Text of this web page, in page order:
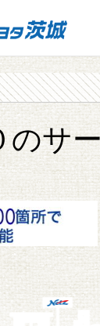
のサ